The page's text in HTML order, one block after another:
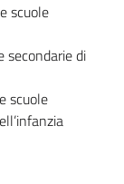
scuole
secondarie di
scuole